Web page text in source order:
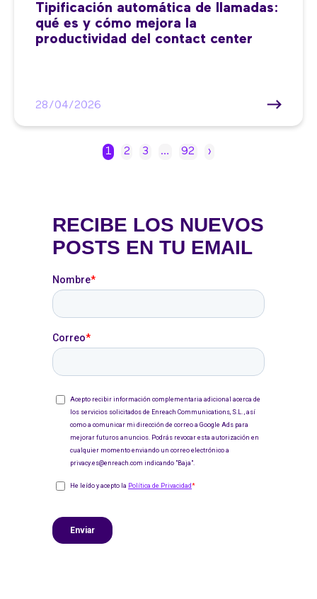
Tipificación automática de llamadas:
qué es y cómo mejora la
productividad del contact center
28/04/2026
1 2 3 … 92 ›